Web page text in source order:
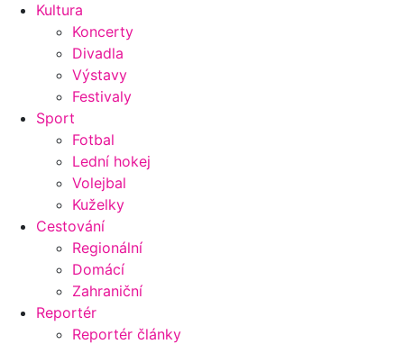
Kultura
Koncerty
Divadla
Výstavy
Festivaly
Sport
Fotbal
Lední hokej
Volejbal
Kuželky
Cestování
Regionální
Domácí
Zahraniční
Reportér
Reportér články